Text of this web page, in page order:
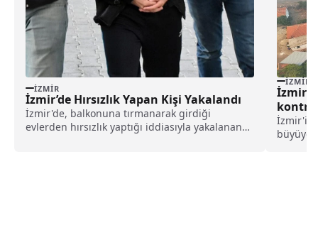
İZMIR
İzmir’de Hırsızlık Yapan Kişi Yakalandı
İzmir'de, balkonuna tırmanarak girdiği
evlerden hırsızlık yaptığı iddiasıyla yakalanan
İZMIR
kontrol
İzmir'in